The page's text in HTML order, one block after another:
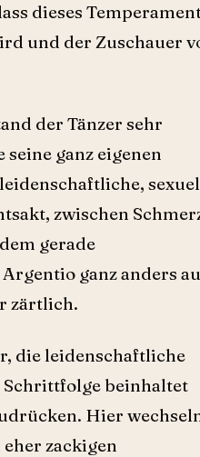
dieses
und der Zuschauer
der Tänzer sehr
ganz eigenen
zwischen
gerade
ganz anders
zärtlich.
die leidenschaftliche
Schrittfolge beinhaltet
Hier
zackigen